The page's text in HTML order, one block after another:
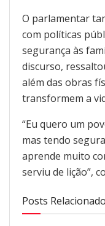
O parlamentar
com políticas
segurança às
discurso,
além das obras
transformem a
“Eu quero um
mas tendo
aprende muito
serviu de lição”,
Posts